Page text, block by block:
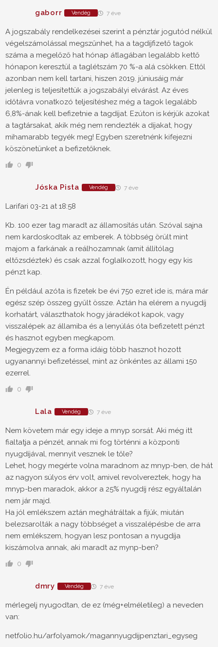
gaborr Vendég 7 éve
A jogszabály rendelkezései szerint a pénztár jogutód nélkül
végelszámolással megszűnhet, ha a tagdíjfizető tagok
száma a megelőző hat hónap átlagában legalább kettő
hónapon keresztül a taglétszám 70 %-a alá csökken. Ettől
azonban nem kell tartani, hiszen 2019. júniusáig már
jelenleg is teljesítettük a jogszabályi elvárást. Az éves
időtávra vonatkozó teljesítéshez még a tagok legalább
6,8%-ának kell befizetnie a tagdíjat. Ezúton is kérjük azokat
a tagtársakat, akik még nem rendezték a díjakat, hogy
mihamarabb tegyék meg! Egyben szeretnénk kifejezni
köszönetünket a befizetőknek.
0
Jóska Pista Vendég 7 éve
Larifari 03-21 at 18:58
Kb. 100 ezer tag maradt az államosítás után. Szóval sajna
nem kardoskodtak az emberek. A többség örült mint
majom a farkának a reálhozamnak (amit állítólag
eltőzsdéztek) és csak azzal foglalkozott, hogy egy kis
pénzt kap.
Én például azóta is fizetek be évi 750 ezret ide is, mára már
egész szép összeg gyűlt össze. Aztán ha elérem a nyugdíj
korhatárt, választhatok hogy járadékot kapok, vagy
visszalépek az államiba és a lenyúlás óta befizetett pénzt
és hasznot egyben megkapom.
Megjegyzem ez a forma idáig több hasznot hozott
ugyanannyi befizetéssel, mint az önkéntes az állami 150
ezerrel.
0
Lala Vendég 7 éve
Nem követem már egy ideje a mnyp sorsát. Aki még itt
fialtatja a pénzét, annak mi fog történni a központi
nyugdíjával, mennyit vesznek le tőle?
Lehet, hogy megérte volna maradnom az mnyp-ben, de hát
az nagyon súlyos érv volt, amivel revolvereztek, hogy ha
mnyp-ben maradok, akkor a 25% nyugdíj rész egyáltalán
nem jár majd.
Ha jól emlékszem aztán meghátráltak a fijúk, miután
belezsarolták a nagy többséget a visszalépésbe de arra
nem emlékszem, hogyan lesz pontosan a nyugdíja
kiszámolva annak, aki maradt az mynp-ben?
0
dmry Vendég 7 éve
mérlegelj nyugodtan, de ez (még+elméletileg) a neveden
van:
netfolio.hu/arfolyamok/magannyugdijpenztari_egyseg